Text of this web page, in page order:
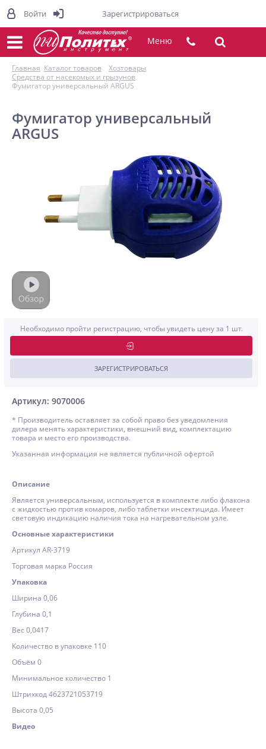
Меню
Главная Каталог товаров
Хозтовары
Средства от насекомых и грызунов
Фумигатор универсальный ARGUS
Фумигатор универсальный
ARGUS
Артикул: 9070006
Необходимо пройти регистрацию, чтобы увидеть цену за 1 шт.
ЗАРЕГИСТРИРОВАТЬСЯ
* Производитель оставляет за собой право без уведомления
дилера менять характеристики, внешний вид, комплектацию
товара и место его производства.
Указанная информация не является публичной офертой
Описание
Является универсальным, используется в комплекте либо флакона
с жидкостью против комаров, либо таблетки инсектицида. Имеет
световую индикацию наличия тока на нагревательном узле.
Основные характеристики
Артикул AR-3719
Торговая марка Россия
Упаковка
Ширина 0,06
Глубина 0,1
Вес 0,0417
Количество в упаковке 110
Объём 0
Минимальное количество 1
Штрихкод 4623721053719
Высота 0,05
Видео
Войти Зарегистрироваться